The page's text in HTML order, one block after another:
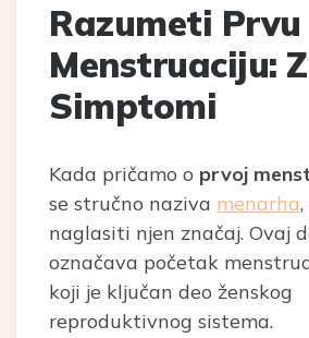
Razumeti Prvu
Menstruaciju:
Simptomi
Kada pričamo o prvoj
se stručno naziva menarha
naglasiti njen značaj. Ovaj
označava početak
koji je ključan deo ženskog
reproduktivnog sistema.